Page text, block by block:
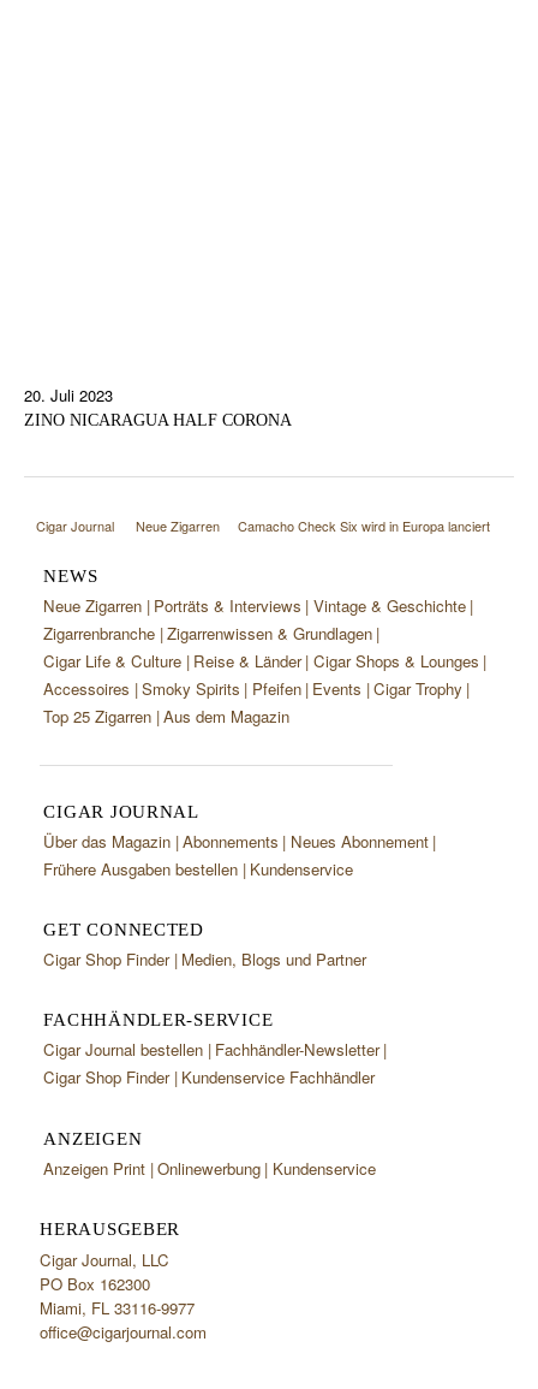
20. Juli 2023
ZINO NICARAGUA HALF CORONA
Cigar Journal Neue Zigarren Camacho Check Six wird in Europa lanciert
NEWS
Neue Zigarren Porträts & Interviews Vintage & Geschichte
Zigarrenbranche Zigarrenwissen & Grundlagen
Cigar Life & Culture Reise & Länder Cigar Shops & Lounges
Accessoires Smoky Spirits Pfeifen Events Cigar Trophy
Top 25 Zigarren Aus dem Magazin
CIGAR JOURNAL
Über das Magazin Abonnements
Neues Abonnement
Frühere Ausgaben bestellen Kundenservice
GET CONNECTED
Cigar Shop Finder Medien, Blogs und Partner
FACHHÄNDLER-SERVICE
Cigar Journal bestellen Fachhändler-Newsletter
Cigar Shop Finder Kundenservice Fachhändler
ANZEIGEN
Anzeigen Print Onlinewerbung Kundenservice
HERAUSGEBER
Cigar Journal, LLC
PO Box 162300
Miami, FL 33116-9977
office@cigarjournal.com